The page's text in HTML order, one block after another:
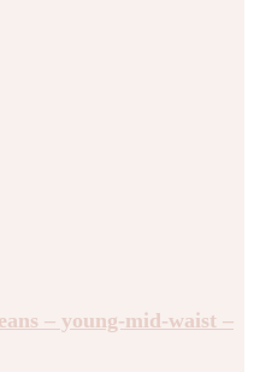
– young-mid-waist –